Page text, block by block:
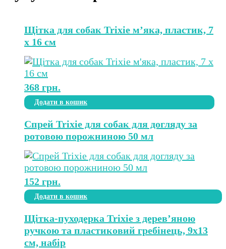
Щітка для собак Trixie м’яка, пластик, 7
х 16 см
368 грн.
Додати в кошик
Спрей Trixie для собак для догляду за
ротовою порожниною 50 мл
152 грн.
Додати в кошик
Щітка-пуходерка Trixie з дерев’яною
ручкою та пластиковий гребінець, 9х13
см, набір